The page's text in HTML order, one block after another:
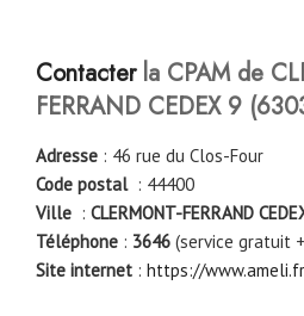
Contacterla CPAM de
FERRAND CEDEX 9
Adresse : 46 rue du Clos-Four
Code postal: 44400
Ville : CLERMONT-FERRAND
Téléphone : 3646 (service gratuit
Site internet : https://www.ameli.fr